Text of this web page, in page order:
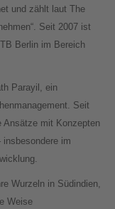
und zählt laut The
Seit 2007 ist
Berlin im Bereich
Parayil, ein
Seit
Ansätze mit Konzepten
im
Wurzeln in Südindien,
Weise